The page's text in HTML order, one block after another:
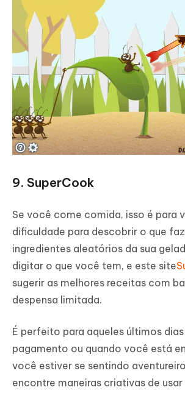
9. SuperCook
Se você come comida, isso é para
dificuldade para descobrir o que
ingredientes aleatórios da sua
digitar o que você tem, e este site
sugerir as melhores receitas com
despensa limitada.
É perfeito para aqueles últimos
pagamento ou quando você está
você estiver se sentindo
encontre maneiras criativas de